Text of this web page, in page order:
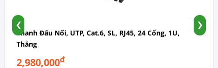
Thanh Đấu Nối, UTP, Cat.6, SL, RJ45, 24 Cổng, 1U,
Thẳng
2,980,000đ
‹ ›